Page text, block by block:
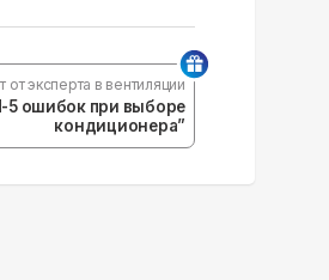
от эксперта в вентиляции
5 ошибок при выборе
кондиционера”